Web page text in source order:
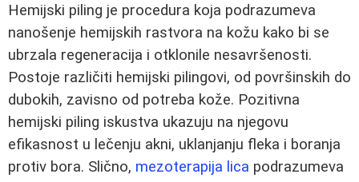
Hemijski piling je procedura koja podrazumeva
nanošenje hemijskih rastvora na kožu kako bi se
ubrzala regeneracija i otklonile nesavršenosti.
Postoje različiti hemijski pilingovi, od površinskih do
dubokih, zavisno od potreba kože. Pozitivna
hemijski piling iskustva ukazuju na njegovu
efikasnost u lečenju akni, uklanjanju fleka i boranja
protiv bora. Slično, mezoterapija lica podrazumeva